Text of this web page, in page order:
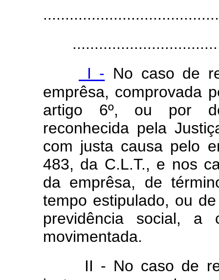
I - No caso de
emprêsa, comprovada
artigo 6º, ou por
reconhecida pela
com justa causa pelo
483, da C.L.T., e nos
da emprêsa, de
tempo estipulado, ou
previdência social, a
movimentada.
II - No caso de